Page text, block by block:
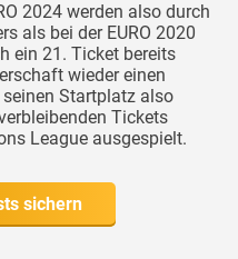
2024 werden also durch
als bei der EURO 2020
ein 21. Ticket bereits
wieder einen
Startplatz also
Tickets
League ausgespielt.
sichern